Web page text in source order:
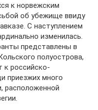
к норвежским
об убежище ввиду
С наступлением
изменилась.
представлены в
полуострова,
к российско-
приезжих много
расположенной